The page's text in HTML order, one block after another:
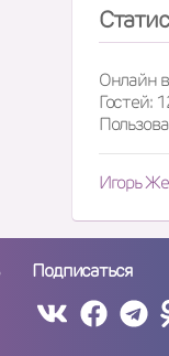
Онлайн
Гостей:
Игорь
Подписаться